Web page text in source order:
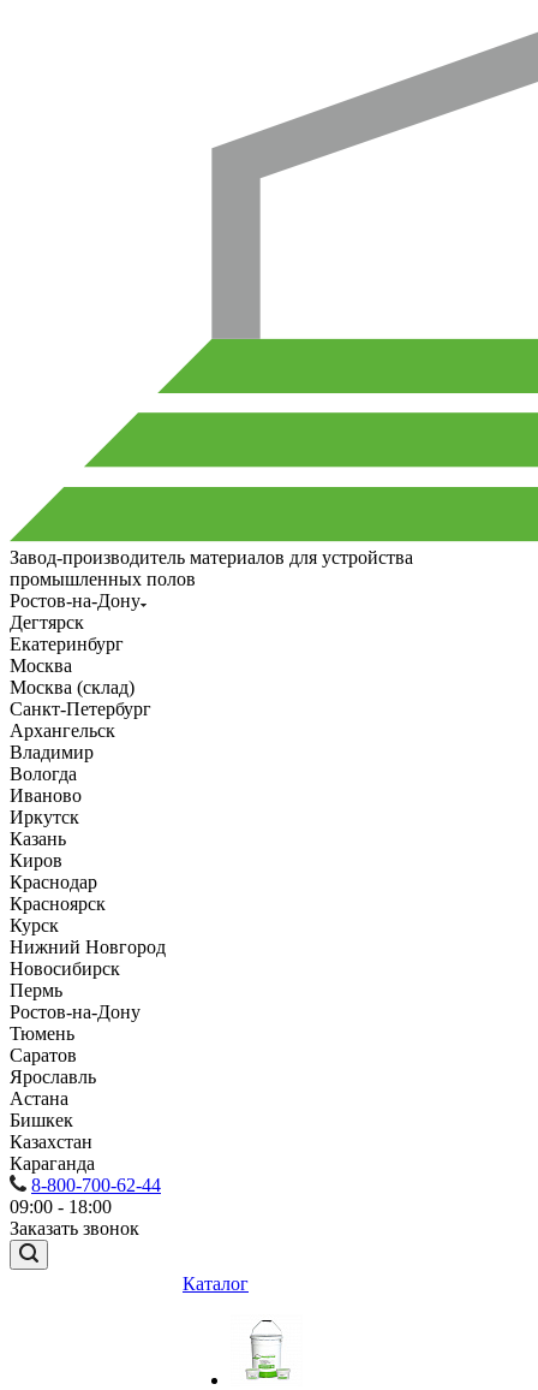
Завод-производитель материалов для устройства
промышленных полов
Ростов-на-Дону
Дегтярск
Екатеринбург
Москва
Москва (склад)
Санкт-Петербург
Архангельск
Владимир
Вологда
Иваново
Иркутск
Казань
Киров
Краснодар
Красноярск
Курск
Нижний Новгород
Новосибирск
Пермь
Ростов-на-Дону
Тюмень
Саратов
Ярославль
Астана
Бишкек
Казахстан
Караганда
8-800-700-62-44
09:00 - 18:00
Заказать звонок
Каталог